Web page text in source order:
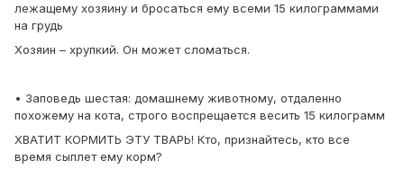
лежащему хозяину и бросаться ему всеми 15 килограммами
на грудь
Хозяин – хрупкий. Он может сломаться.
• Заповедь шестая: домашнему животному, отдаленно
похожему на кота, строго воспрещается весить 15 килограмм
ХВАТИТ КОРМИТЬ ЭТУ ТВАРЬ! Кто, признайтесь, кто все
время сыплет ему корм?